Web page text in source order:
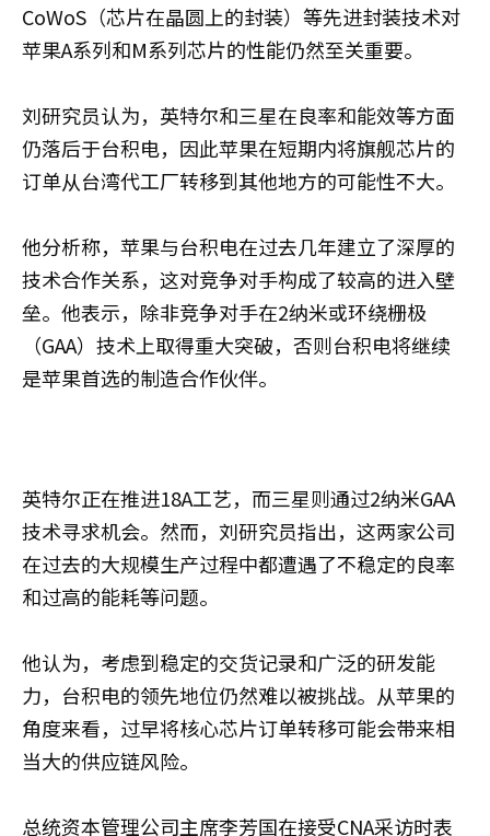
CoWoS（芯片在晶圆上的封装）等先进封装技术对
苹果A系列和M系列芯片的性能仍然至关重要。
刘研究员认为，英特尔和三星在良率和能效等方面
仍落后于台积电，因此苹果在短期内将旗舰芯片的
订单从台湾代工厂转移到其他地方的可能性不大。
他分析称，苹果与台积电在过去几年建立了深厚的
技术合作关系，这对竞争对手构成了较高的进入壁
垒。他表示，除非竞争对手在2纳米或环绕栅极
（GAA）技术上取得重大突破，否则台积电将继续
是苹果首选的制造合作伙伴。
英特尔正在推进18A工艺，而三星则通过2纳米GAA
技术寻求机会。然而，刘研究员指出，这两家公司
在过去的大规模生产过程中都遭遇了不稳定的良率
和过高的能耗等问题。
他认为，考虑到稳定的交货记录和广泛的研发能
力，台积电的领先地位仍然难以被挑战。从苹果的
角度来看，过早将核心芯片订单转移可能会带来相
当大的供应链风险。
总统资本管理公司主席李芳国在接受CNA采访时表